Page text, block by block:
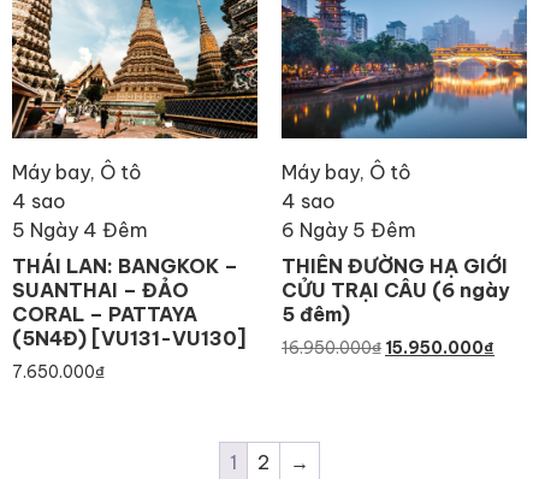
Máy bay, Ô tô
4 sao
5 Ngày 4 Đêm
THÁI LAN: BANGKOK –
SUANTHAI – ĐẢO
CORAL – PATTAYA
(5N4Đ) [VU131-VU130]
7.650.000₫
Máy bay, Ô tô
4 sao
6 Ngày 5 Đêm
THIÊN ĐƯỜNG HẠ GIỚI
CỬU TRẠI CÂU (6 ngày
5 đêm)
16.950.000₫ 15.950.000₫
1 2 →